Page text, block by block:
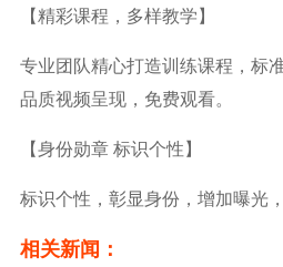
【精彩课程，多样教学】
专业团队精心打造训练课程，标
品质视频呈现，免费观看。
【身份勋章 标识个性】
标识个性，彰显身份，增加曝光
相关新闻：